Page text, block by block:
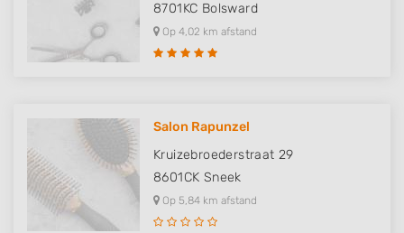
8701KC Bolsward
Op 4,02 km afstand
Salon Rapunzel
Kruizebroederstraat 29
8601CK Sneek
Op 5,84 km afstand